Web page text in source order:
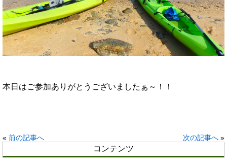
本日はご参加ありがとうございましたぁ～！！
« 前の記事へ 次の記事へ »
コンテンツ